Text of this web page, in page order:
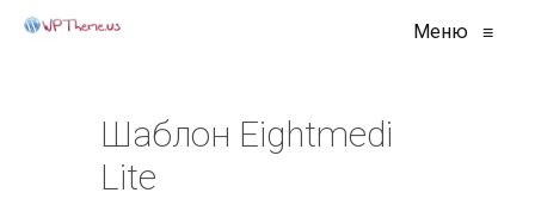
Меню ≡
Шаблон Eightmedi
Lite